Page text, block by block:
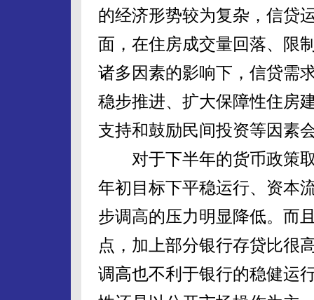
的经济形势较为复杂，信贷
面，在住房成交量回落、限
诸多因素的影响下，信贷需
稳步推进、扩大保障性住房
支持和鼓励民间投资等因素
对于下半年的货币政策取
年初目标下平稳运行、资本
步调高的压力明显降低。而
点，加上部分银行存贷比很
调高也不利于银行的稳健运